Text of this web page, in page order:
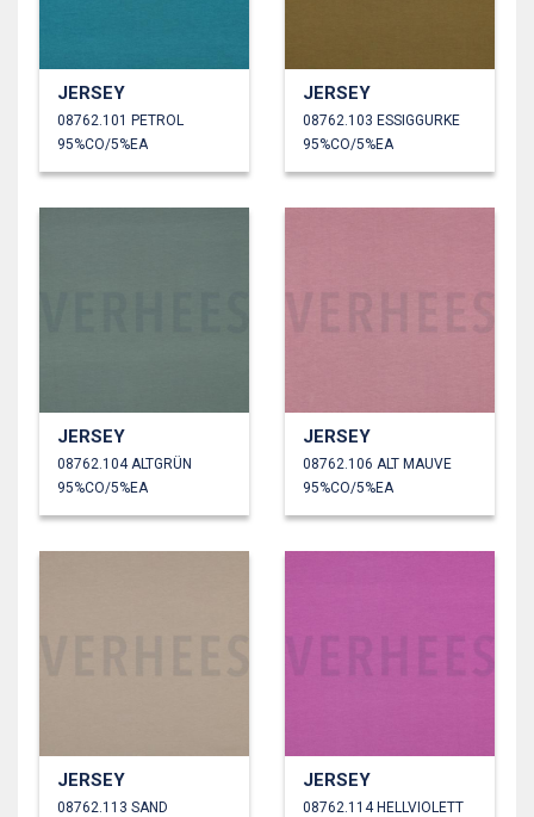
JERSEY
08762.101 PETROL
95%CO/5%EA
JERSEY
08762.103 ESSIGGURKE
95%CO/5%EA
JERSEY
08762.104 ALTGRÜN
95%CO/5%EA
JERSEY
08762.106 ALT MAUVE
95%CO/5%EA
JERSEY
08762.113 SAND
JERSEY
08762.114 HELLVIOLETT